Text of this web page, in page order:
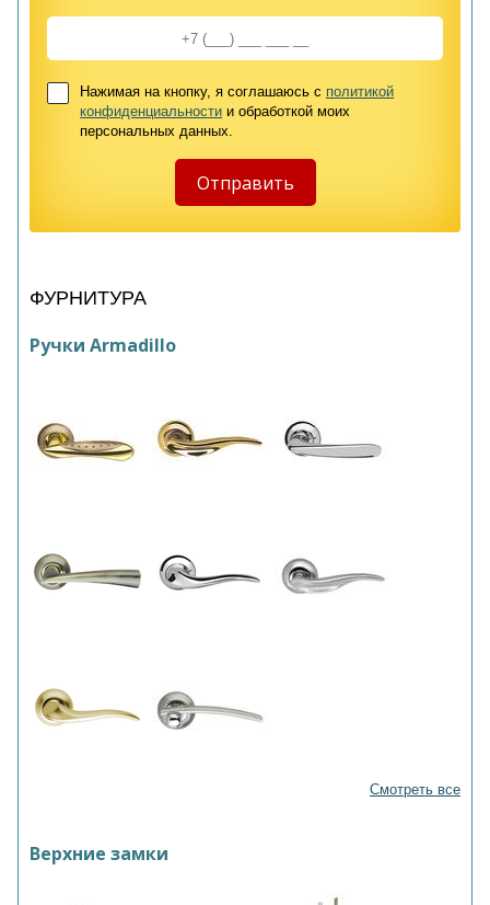
Нажимая на кнопку, я соглашаюсь с политикой
конфиденциальности и обработкой моих
персональных данных.
ФУРНИТУРА
Ручки Armadillo
Смотреть все
Верхние замки